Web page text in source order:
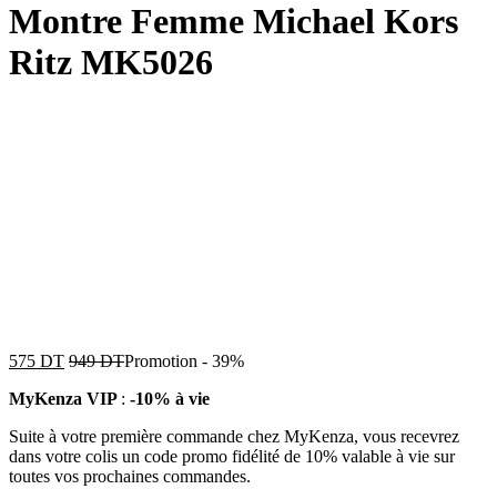
Montre Femme Michael Kors
Ritz MK5026
575 DT 949DTPromotion - 39%
MyKenza VIP : -10% à vie
Suite à votre première commande chez MyKenza, vous recevrez
dans votre colis un code promo fidélité de 10% valable à vie sur
toutes vos prochaines commandes.